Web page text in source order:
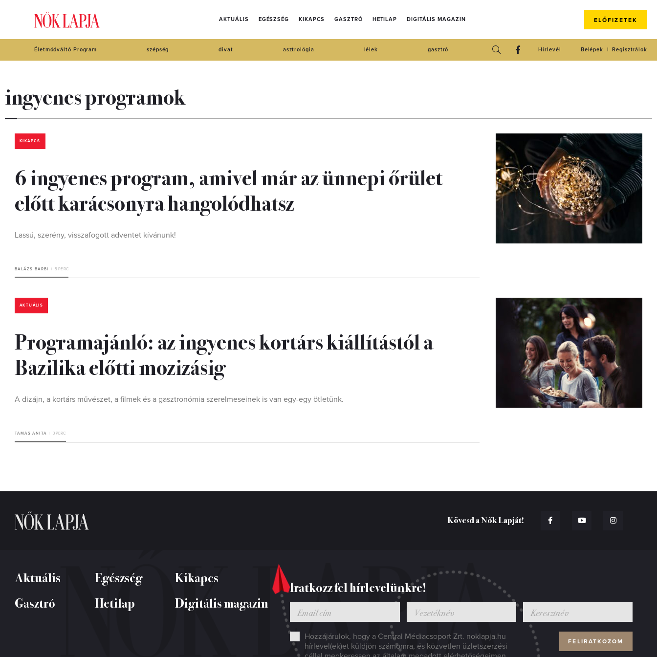
AKTUÁLIS EGÉSZSÉG KIKAPCS GASZTRÓ HETILAP DIGITÁLIS MAGAZIN ELŐFIZETEK
Életmódváltó Program szépség divat asztrológia lélek gasztró Regisztrálok
Belépek
Hírlevél
ingyenes programok
KIKAPCS
6 ingyenes program, amivel már az ünnepi őrület
előtt karácsonyra hangolódhatsz
Lassú, szerény, visszafogott adventet kívánunk!
BALÁZS BARBI 5 PERC
AKTUÁLIS
Programajánló: az ingyenes kortárs kiállítástól a
Bazilika előtti mozizásig
A dizájn, a kortárs művészet, a filmek és a gasztronómia szerelmeseinek is van egy-egy ötletünk.
TAMÁS ANITA 3 PERC
Kövesd a Nők Lapját!
Aktuális Egészség
Kikapcs
Gasztró
Hetilap Digitális magazin
Iratkozz fel hírlevelünkre!
Hozzájárulok, hogy a Central Médiacsoport Zrt. noklapja.hu
hírlevel(ek)et küldjön számomra, és közvetlen üzletszerzési